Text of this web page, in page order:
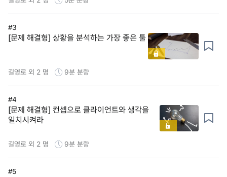
#3
[문제 해결형] 상황을 분석하는 가장 좋은 툴
길영로 외 2 명 9분 분량
#4
[문제 해결형] 컨셉으로 클라이언트와 생각을
일치시켜라
길영로 외 2 명 9분 분량
#5